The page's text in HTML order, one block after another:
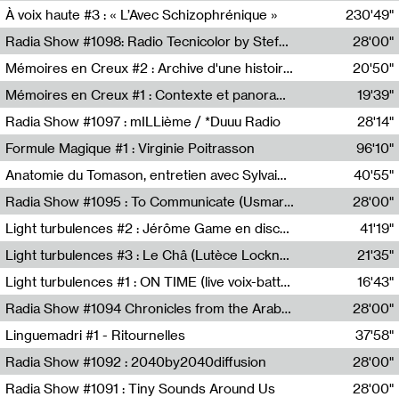
À voix haute #3 : « L’Avec Schizophrénique »
230'49"
Radia Show #1098: Radio Tecnicolor by Stefan Nussbaumer & Georg Zichy (Radio Orange 94.0)
Radio Orange 94.0
28'00"
Mémoires en Creux #2 : Archive d'une histoire artistique
Sophie Auger-Grappin
20'50"
Mémoires en Creux #1 : Contexte et panorama
Sophie Auger-Grappin
19'39"
Radia Show #1097 : mILLième / *Duuu Radio
28'14"
Formule Magique #1 : Virginie Poitrasson
Nathalie Lacroix,Virginie Poitrasson
96'10"
Anatomie du Tomason, entretien avec Sylvain Cardonnel
Loraine Baud,Sylvain Cardonnel
40'55"
Radia Show #1095 : To Communicate (Usmaradio)
Usmaradio
28'00"
Light turbulences #2 : Jérôme Game en discussion avec Thomas Corlin
41'19"
Light turbulences #3 : Le Châ (Lutèce Lockness)
Lutèce Lockness
21'35"
Light turbulences #1 : ON TIME (live voix-batterie) avec Jérôme Game & Jean-Michel Espitallier
Jérôme Game,Jean-Michel Espitallier
16'43"
Radia Show #1094 Chronicles from the Arab Cold War by Ghazi Barakat
Reboot.fm
28'00"
Linguemadri #1 - Ritournelles
Meris Angioletti
37'58"
Radia Show #1092 : 2040by2040diffusion
Diffusion FM
28'00"
Radia Show #1091 : Tiny Sounds Around Us
28'00"